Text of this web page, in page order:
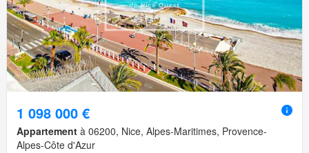
1 098 000 €
Appartement à 06200, Nice, Alpes-Maritimes, Provence-
Alpes-Côte d'Azur